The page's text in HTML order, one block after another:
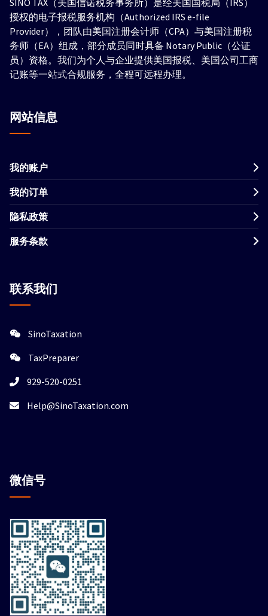
授权的电子报税服务机构（Authorized IRS e-file
Provider），团队由美国注册会计师（CPA）与美国注册税
务师（EA）组成，部分成员同时具备 Notary Public（公证
员）资格。我们为个人与企业提供美国报税、美国公司工商
记账等一站式合规服务，全程可远程办理。
网站信息
我的账户
我的订单
隐私政策
服务条款
联系我们
SinoTaxation
TaxPreparer
929-520-0251
Help@SinoTaxation.com
微信号